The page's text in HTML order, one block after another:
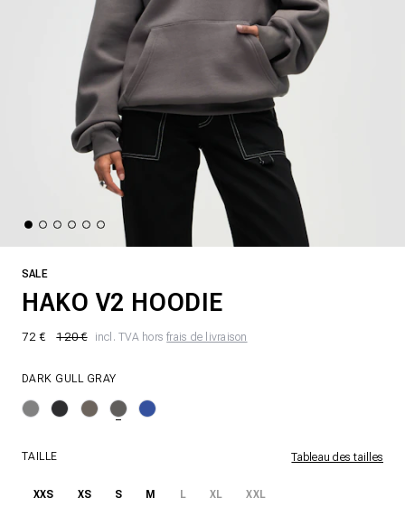
SALE
HAKO V2 HOODIE
72 € 120 € incl. TVA horsfrais de livraison
DARK GULL GRAY
TAILLE Tableau des tailles
XXS XS S M L XL XXL